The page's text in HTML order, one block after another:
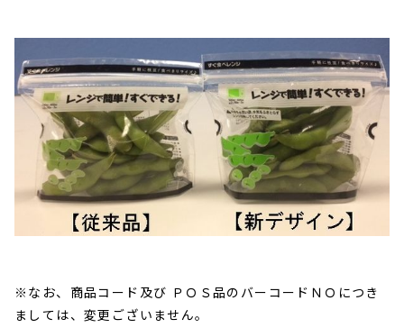
※なお、商品コード及び ＰＯＳ品のバーコードＮＯにつき
ましては、変更ございません。